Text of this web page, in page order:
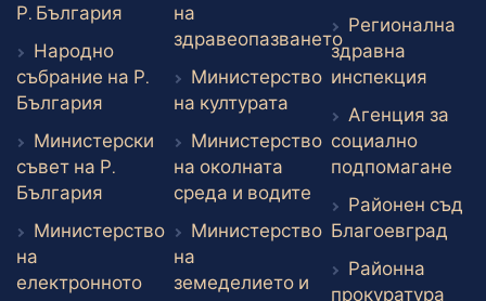
Р. България Външен линк
Народно
събрание на Р.
България Външен линк
Министерски
съвет на Р.
България Външен линк
Министерство
на
електронното
на
здравеопазването
Външен линк
Министерство
на културата Външен линк
Министерство
на околната
среда и водите Външен линк
Министерство
на
земеделието и
Регионална
здравна
инспекция
Агенция за
социално
подпомагане
Районен съд
Благоевград
Районна
прокуратура